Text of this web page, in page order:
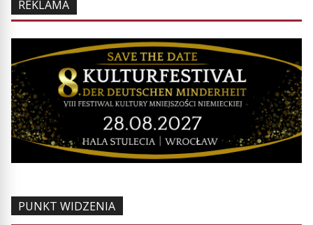
REKLAMA
PUNKT WIDZENIA